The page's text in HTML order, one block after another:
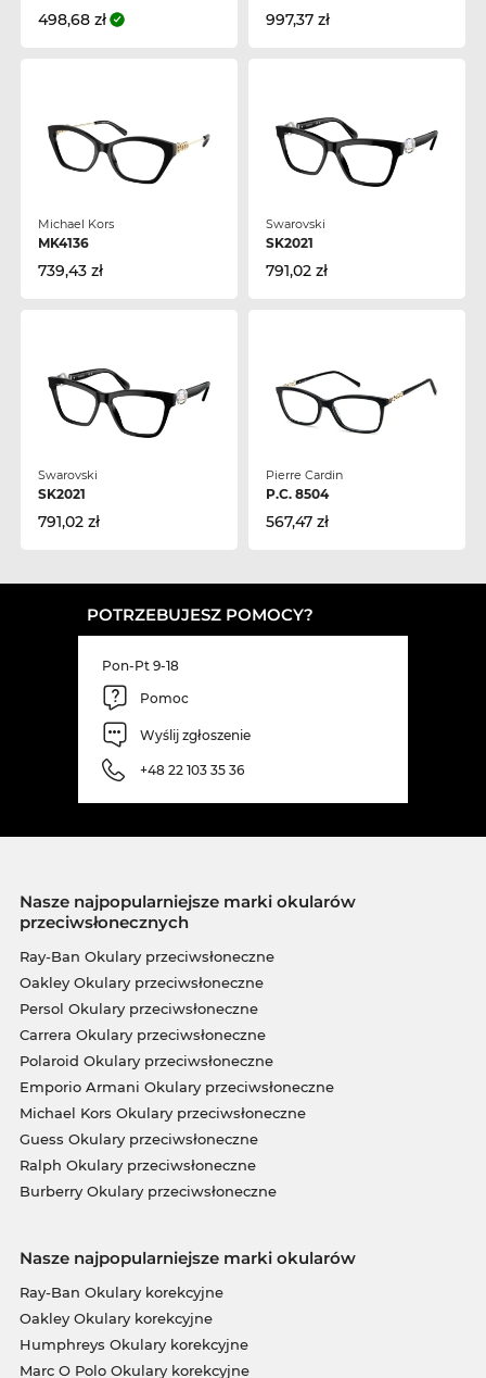
498,68 zł 997,37 zł
Michael Kors
MK4136
739,43 zł
Swarovski
SK2021
791,02 zł
Swarovski
SK2021
791,02 zł
Pierre Cardin
P.C. 8504
567,47 zł
POTRZEBUJESZ POMOCY?
Pon-Pt 9-18
Pomoc
Wyślij zgłoszenie
+48 22 103 35 36
Nasze najpopularniejsze marki okularów
przeciwsłonecznych
Ray-Ban Okulary przeciwsłoneczne
Oakley Okulary przeciwsłoneczne
Persol Okulary przeciwsłoneczne
Carrera Okulary przeciwsłoneczne
Polaroid Okulary przeciwsłoneczne
Emporio Armani Okulary przeciwsłoneczne
Michael Kors Okulary przeciwsłoneczne
Guess Okulary przeciwsłoneczne
Ralph Okulary przeciwsłoneczne
Burberry Okulary przeciwsłoneczne
Nasze najpopularniejsze marki okularów
Ray-Ban Okulary korekcyjne
Oakley Okulary korekcyjne
Humphreys Okulary korekcyjne
Marc O Polo Okulary korekcyjne